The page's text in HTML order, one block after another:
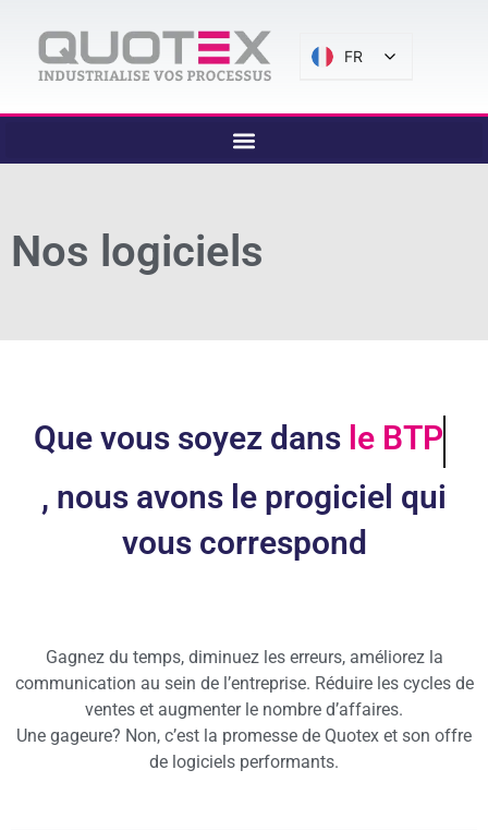
FR
Nos logiciels
Que vous soyez dans le
, nous avons le progiciel qui
vous correspond
Gagnez du temps, diminuez les erreurs, améliorez la
communication au sein de l’entreprise. Réduire les cycles de
ventes et augmenter le nombre d’affaires.
Une gageure? Non, c’est la promesse de Quotex et son offre
de logiciels performants.